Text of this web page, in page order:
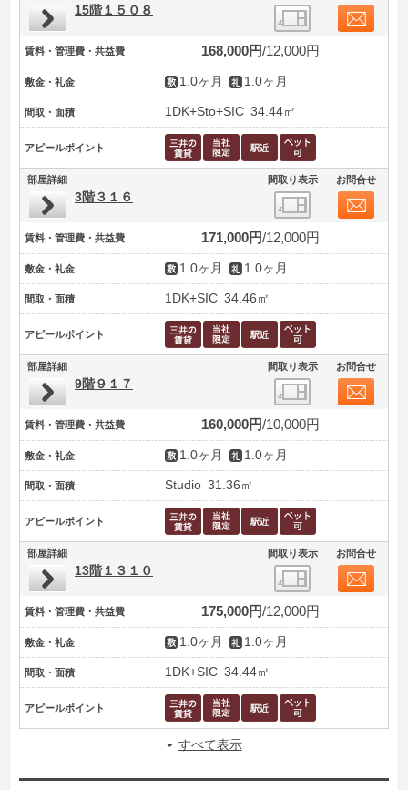
15階１５０８
賃料・管理費・共益費 168,000円 12,000円
敷金・礼金 1.0ヶ月 1.0ヶ月
間取・面積 1DK+Sto+SIC 34.44㎡
アピールポイント
部屋詳細 間取り表示 お問合せ
3階３１６
賃料・管理費・共益費 171,000円 12,000円
敷金・礼金 1.0ヶ月 1.0ヶ月
間取・面積 1DK+SIC 34.46㎡
アピールポイント
部屋詳細 間取り表示 お問合せ
9階９１７
賃料・管理費・共益費 160,000円 10,000円
敷金・礼金 1.0ヶ月 1.0ヶ月
間取・面積 Studio 31.36㎡
アピールポイント
部屋詳細 間取り表示 お問合せ
13階１３１０
賃料・管理費・共益費 175,000円 12,000円
敷金・礼金 1.0ヶ月 1.0ヶ月
間取・面積 1DK+SIC 34.44㎡
アピールポイント
すべて表示